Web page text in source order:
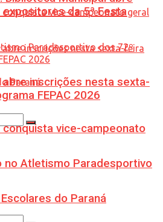
conquista vice-campeonato
no Atletismo Paradesportivo
do Paraná
da 5ª Festa
abre inscrições nesta sexta-
FEPAC 2026